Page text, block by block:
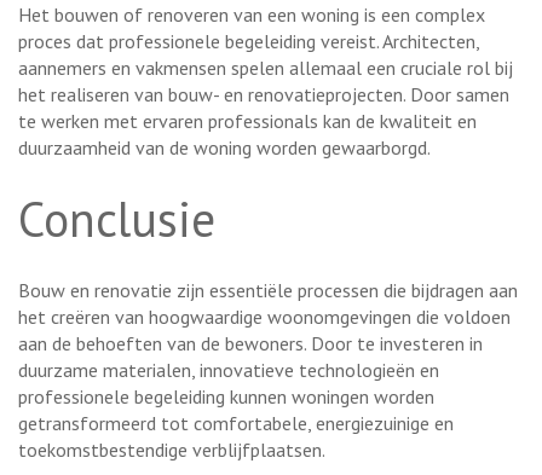
Het bouwen of renoveren van een woning is een complex
proces dat professionele begeleiding vereist. Architecten,
aannemers en vakmensen spelen allemaal een cruciale rol bij
het realiseren van bouw- en renovatieprojecten. Door samen
te werken met ervaren professionals kan de kwaliteit en
duurzaamheid van de woning worden gewaarborgd.
Conclusie
Bouw en renovatie zijn essentiële processen die bijdragen aan
het creëren van hoogwaardige woonomgevingen die voldoen
aan de behoeften van de bewoners. Door te investeren in
duurzame materialen, innovatieve technologieën en
professionele begeleiding kunnen woningen worden
getransformeerd tot comfortabele, energiezuinige en
toekomstbestendige verblijfplaatsen.